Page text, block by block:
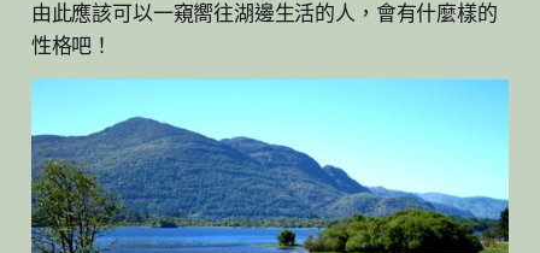
由此應該可以一窺嚮往湖邊生活的人，會有什麼樣的
性格吧！